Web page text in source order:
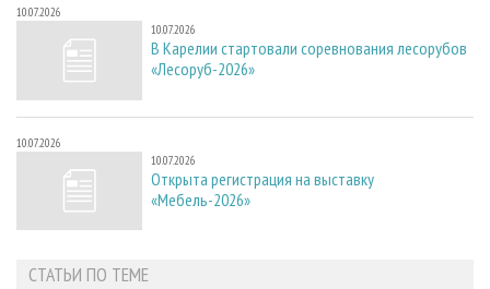
10.07.2026
10.07.2026
В Карелии стартовали соревнования лесорубов
«Лесоруб-2026»
10.07.2026
10.07.2026
Открыта регистрация на выставку
«Мебель-2026»
СТАТЬИ ПО ТЕМЕ